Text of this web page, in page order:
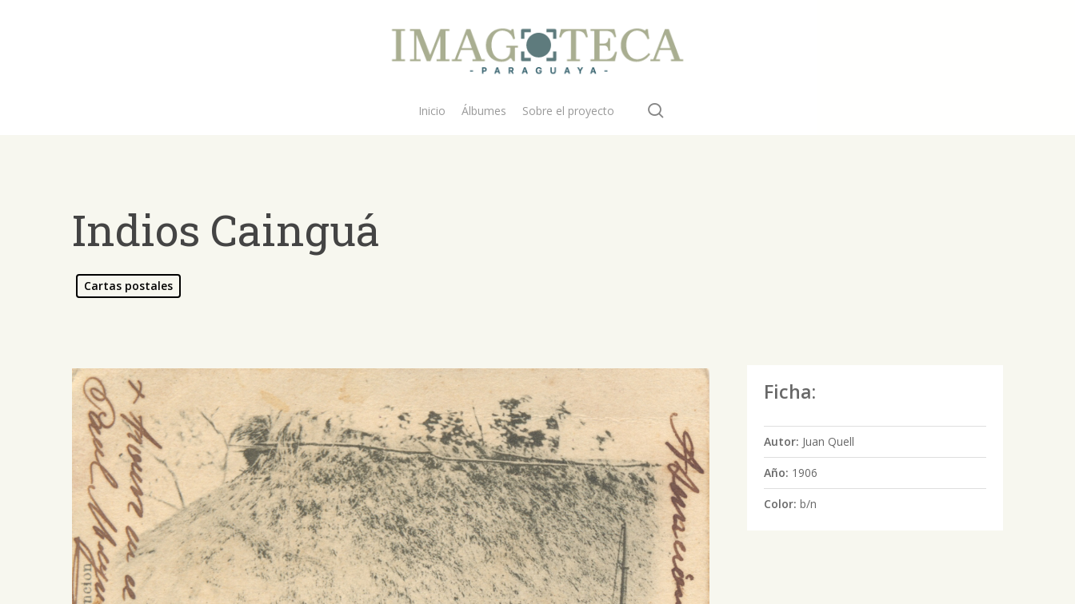
Presiona ENTER para buscar o ESC para salir - ¿Cómo buscar?
Inicio Álbumes Sobre el proyecto
Indios Cainguá
Cartas postales
Ficha:
Autor: Juan Quell
Año: 1906
Color: b/n